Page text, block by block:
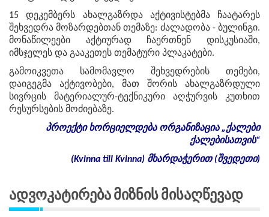
15 დეკემბერს ახალგაზრდა აქტივისტებმა ჩაატარეს
შეხვედრა მოზარდებთან თემაზე: ძალადობა - ბულინგი.
მონაწილეები აქტიურად ჩაერთნენ დისკუსიაში,
იმსჯელეს და გააკეთეს თემატური პლაკატები.
გამოიკვეთა სამომავლო შეხვედრების თემები,
დაიგეგმა აქტივობები, მათ შორის ახალგაზრდული
სივრცის მატერიალურ-ტექნიკური აღჭურვის კუთხით
რესურსების მოძიებაზე.
პროექტი ხორციელდება ორგანიზაცია„ქალები
ქალებისათვის“
(Kvinna till Kvinna) მხარდაჭერით(შვედეთი)
Ადვოკატირება Მიზნის Მისაღწევად